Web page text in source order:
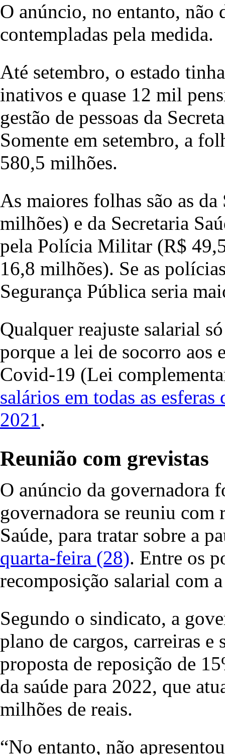
O anúncio, no entanto, não
contempladas pela medida.
Até setembro, o estado
inativos e quase 12 mil
gestão de pessoas da
Somente em setembro, a
580,5 milhões.
As maiores folhas são as
milhões) e da Secretaria
pela Polícia Militar (R$
16,8 milhões). Se as
Segurança Pública seria
Qualquer reajuste salarial
porque a lei de socorro aos
Covid-19 (Lei
salários em todas as
2021.
Reunião com grevistas
O anúncio da governadora
governadora se reuniu com
Saúde, para tratar sobre a
quarta-feira (28). Entre os
recomposição salarial com
Segundo o sindicato, a
plano de cargos, carreiras e
proposta de reposição de
da saúde para 2022, que
milhões de reais.
“No entanto, não